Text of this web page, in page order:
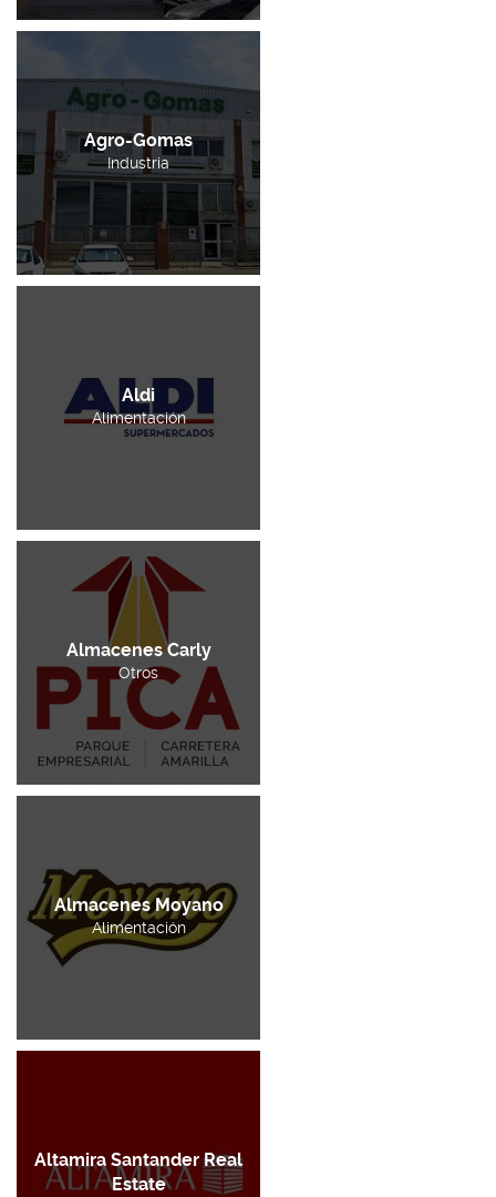
Agro-Gomas
Industria
Aldi
Alimentación
Almacenes Carly
Otros
Almacenes Moyano
Alimentación
Altamira Santander Real
Estate